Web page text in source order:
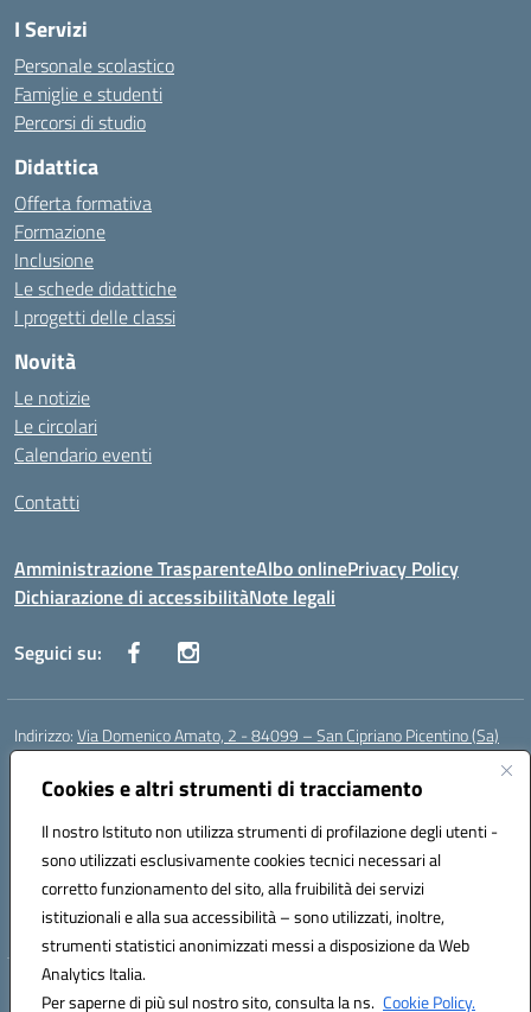
Cookies e altri strumenti di tracciamento
Il nostro Istituto non utilizza strumenti di profilazione degli utenti -
sono utilizzati esclusivamente cookies tecnici necessari al
corretto funzionamento del sito, alla fruibilità dei servizi
istituzionali e alla sua accessibilità – sono utilizzati, inoltre,
strumenti statistici anonimizzati messi a disposizione da Web
Analytics Italia.
Per saperne di più sul nostro sito, consulta la ns. Cookie Policy.
I Servizi
Personale scolastico
Famiglie e studenti
Percorsi di studio
Didattica
Offerta formativa
Formazione
Inclusione
Le schede didattiche
I progetti delle classi
Novità
Le notizie
Le circolari
Calendario eventi
Contatti
Amministrazione TrasparenteAlbo onlinePrivacy Policy
Dichiarazione di accessibilitàNote legali
Seguici su:
Indirizzo:Via Domenico Amato, 2 - 84099 – San Cipriano Picentino (Sa)
Centralino:
Posta elettronica certificata (PEC):saic87700c@pec.istruzione.it
Codice fiscale: 95075020651
Codice meccanografico:SAIC87700C
Codice Indice delle Pubbliche Amministrazioni (IPA): istsc_saic87700c
Codice unico di fatturazione (CUF): UFBWH2
Hosting & Powered by 3D Solution S.r.l.